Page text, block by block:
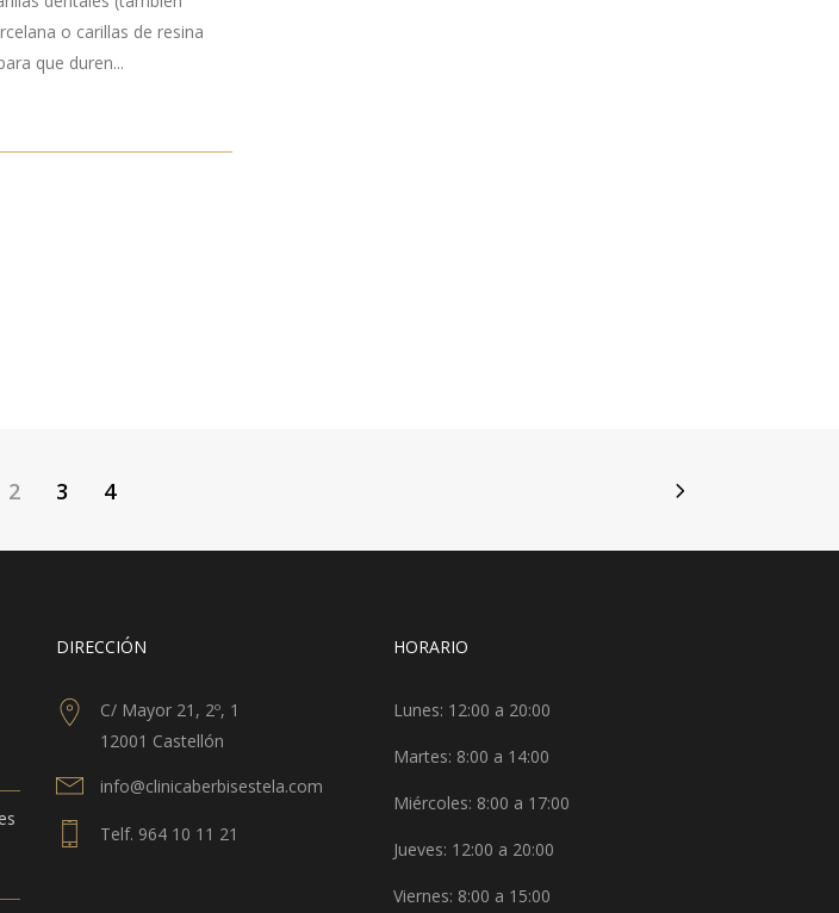
o carillas de resina
que duren...
2 3 4
DIRECCIÓN
C/ Mayor 21, 2º, 1
12001 Castellón
info@clinicaberbisestela.com
Telf. 964 10 11 21
HORARIO
Lunes: 12:00 a 20:00
Martes: 8:00 a 14:00
Miércoles: 8:00 a 17:00
Jueves: 12:00 a 20:00
Viernes: 8:00 a 15:00